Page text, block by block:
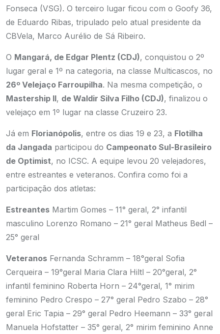
Fonseca (VSG). O terceiro lugar ficou com o Goofy 36,
de Eduardo Ribas, tripulado pelo atual presidente da
CBVela, Marco Aurélio de Sá Ribeiro.
O Mangará, de Edgar Plentz (CDJ), conquistou o 2º
lugar geral e 1º na categoria, na classe Multicascos, no
26º Velejaço Farroupilha. Na mesma competição, o
Mastership II, de Waldir Silva Filho (CDJ), finalizou o
velejaço em 1º lugar na classe Cruzeiro 23.
Já em Florianópolis, entre os dias 19 e 23, a Flotilha
da Jangada participou do Campeonato Sul-Brasileiro
de Optimist, no ICSC. A equipe levou 20 velejadores,
entre estreantes e veteranos. Confira como foi a
participação dos atletas:
Estreantes Martim Gomes – 11° geral, 2° infantil
masculino Lorenzo Romano – 21° geral Matheus Bedl –
25° geral
Veteranos Fernanda Schramm – 18°geral Sofia
Cerqueira – 19°geral Maria Clara Hiltl – 20°geral, 2°
infantil feminino Roberta Horn – 24°geral, 1° mirim
feminino Pedro Crespo – 27° geral Pedro Szabo – 28°
geral Eric Tapia – 29° geral Pedro Heemann – 33° geral
Manuela Hofstatter – 35° geral, 2° mirim feminino Anne